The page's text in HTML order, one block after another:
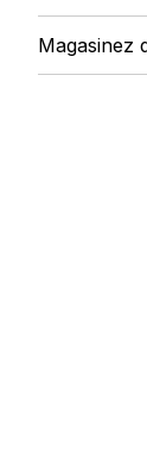
Magasinez